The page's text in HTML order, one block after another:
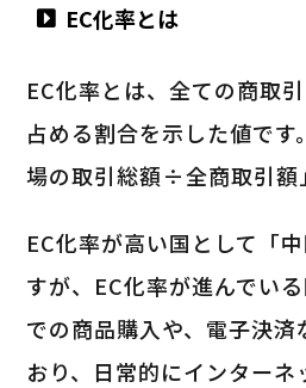
EC化率とは
EC化率とは、全ての商取
占める割合を示した値です
場の取引総額÷全商取引額
EC化率が高い国として「
すが、EC化率が進んでい
での商品購入や、電子決済
おり、日常的にインター